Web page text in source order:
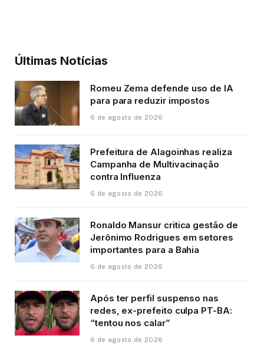
Últimas Notícias
Romeu Zema defende uso de IA
para para reduzir impostos
6 de agosto de 2026
Prefeitura de Alagoinhas realiza
Campanha de Multivacinação
contra Influenza
6 de agosto de 2026
Ronaldo Mansur critica gestão de
Jerônimo Rodrigues em setores
importantes para a Bahia
6 de agosto de 2026
Após ter perfil suspenso nas
redes, ex-prefeito culpa PT-BA:
“tentou nos calar”
6 de agosto de 2026